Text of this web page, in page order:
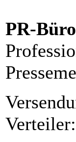
PR-